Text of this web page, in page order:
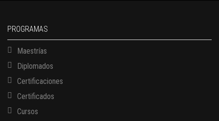
PROGRAMAS
Maestrías
Diplomados
Certificaciones
Certificados
Cursos